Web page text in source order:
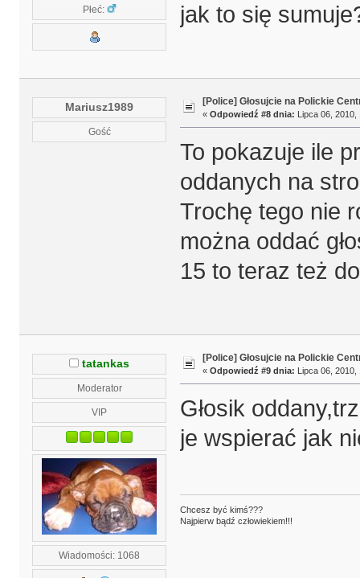
Płeć:
jak to się
Mariusz1989
Gość
[Police] Głosujcie na Polickie
« Odpowiedź #8 dnia: Lipca 06, 2010,
To pokazuje ile
oddanych na
Trochę tego nie
można oddać
15 to teraz też
tatankas
Moderator
VIP
Wiadomości: 1068
[Police] Głosujcie na Polickie
« Odpowiedź #9 dnia: Lipca 06, 2010,
Głosik
je wspierać jak
Chcesz być kimś???
Najpierw bądź człowiekiem!!!